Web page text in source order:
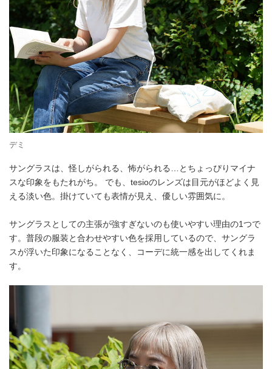
デミ
サングラスは、怪しがられる、怖がられる…とちょっぴりマイナ
スな印象をもたれがち。 でも、tesioのレンズは目元がほどよく見
える淡い色。掛けていても表情が見え、優しい雰囲気に。
サングラスとしての主張が強すぎないのも使いやすい理由の1つで
す。普段の服装と合わせやすい色を採用しているので、サングラ
スが浮いた印象になることなく、コーデに統一感を出してくれま
す。